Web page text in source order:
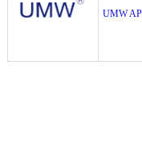
UMW